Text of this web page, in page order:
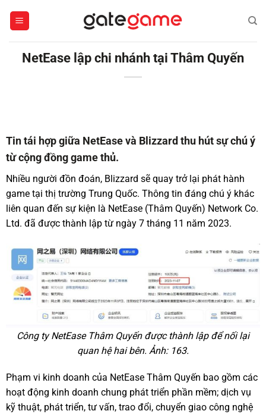
NetEase lập chi nhánh tại Thâm Quyến
Tin tái hợp giữa NetEase và Blizzard thu hút sự chú ý
từ cộng đồng game thủ.
Nhiều người đồn đoán, Blizzard sẽ quay trở lại phát hành
game tại thị trường Trung Quốc. Thông tin đáng chú ý khác
liên quan đến sự kiện là NetEase (Thâm Quyến) Network Co.
Ltd. đã được thành lập từ ngày 7 tháng 11 năm 2023.
Công ty NetEase Thâm Quyến được thành lập để nối lại
quan hệ hai bên. Ảnh: 163.
Phạm vi kinh doanh của NetEase Thâm Quyến bao gồm các
hoạt động kinh doanh chung phát triển phần mềm; dịch vụ
kỹ thuật, phát triển, tư vấn, trao đổi, chuyển giao công nghệ